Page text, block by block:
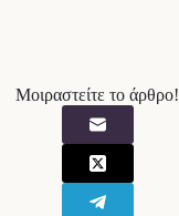
Μοιραστείτε το άρθρο!